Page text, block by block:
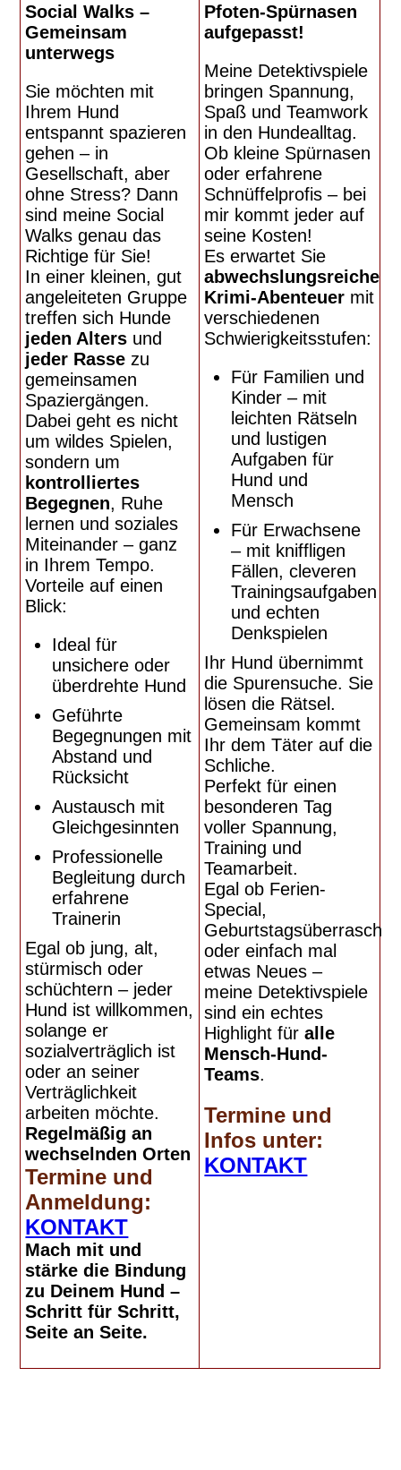
Social Walks –
Gemeinsam
unterwegs
Sie möchten mit
Ihrem Hund
entspannt spazieren
gehen – in
Gesellschaft, aber
ohne Stress? Dann
sind meine Social
Walks genau das
Richtige für Sie!
In einer kleinen, gut
angeleiteten Gruppe
treffen sich Hunde
jeden Alters und
jeder Rasse zu
gemeinsamen
Spaziergängen.
Dabei geht es nicht
um wildes Spielen,
sondern um
kontrolliertes
Begegnen, Ruhe
lernen und soziales
Miteinander – ganz
in Ihrem Tempo.
Vorteile auf einen
Blick:
Ideal für
unsichere oder
überdrehte Hund
Geführte
Begegnungen mit
Abstand und
Rücksicht
Austausch mit
Gleichgesinnten
Professionelle
Begleitung durch
erfahrene
Trainerin
Egal ob jung, alt,
stürmisch oder
schüchtern – jeder
Hund ist willkommen,
solange er
sozialverträglich ist
oder an seiner
Verträglichkeit
arbeiten möchte.
Regelmäßig an
wechselnden Orten
Termine und
Anmeldung:
KONTAKT
Mach mit und
stärke die Bindung
zu Deinem Hund –
Schritt für Schritt,
Seite an Seite.
Pfoten-Spürnasen
aufgepasst!
Meine Detektivspiele
bringen Spannung,
Spaß und Teamwork
in den Hundealltag.
Ob kleine Spürnasen
oder erfahrene
Schnüffelprofis – bei
mir kommt jeder auf
seine Kosten!
Es erwartet Sie
abwechslungsreiche
Krimi-Abenteuer mit
verschiedenen
Schwierigkeitsstufen:
Für Familien und
Kinder – mit
leichten Rätseln
und lustigen
Aufgaben für
Hund und
Mensch
Für Erwachsene
– mit kniffligen
Fällen, cleveren
Trainingsaufgaben
und echten
Denkspielen
Ihr Hund übernimmt
die Spurensuche. Sie
lösen die Rätsel.
Gemeinsam kommt
Ihr dem Täter auf die
Schliche.
Perfekt für einen
besonderen Tag
voller Spannung,
Training und
Teamarbeit.
Egal ob Ferien-
Special,
oder einfach mal
etwas Neues –
meine Detektivspiele
sind ein echtes
Highlight füralle
Mensch-Hund-
Teams.
Termine und
Infos unter:
KONTAKT